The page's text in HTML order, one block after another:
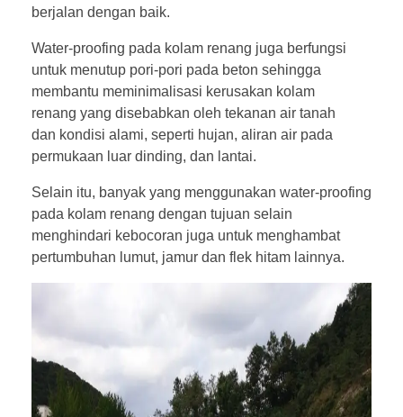
berjalan dengan baik.
Water-proofing pada kolam renang juga berfungsi
untuk menutup pori-pori pada beton sehingga
membantu meminimalisasi kerusakan kolam
renang yang disebabkan oleh tekanan air tanah
dan kondisi alami, seperti hujan, aliran air pada
permukaan luar dinding, dan lantai.
Selain itu, banyak yang menggunakan water-proofing
pada kolam renang dengan tujuan selain
menghindari kebocoran juga untuk menghambat
pertumbuhan lumut, jamur dan flek hitam lainnya.